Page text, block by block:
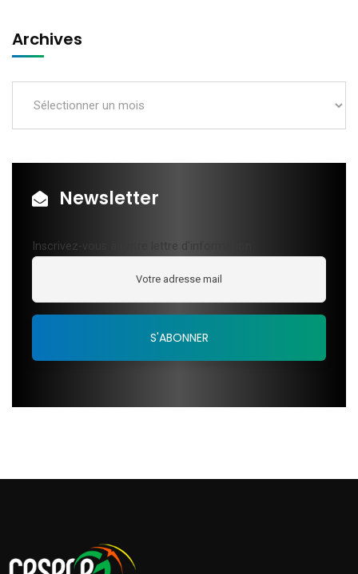
Archives
Newsletter
Inscrivez-vous à notre lettre d'information